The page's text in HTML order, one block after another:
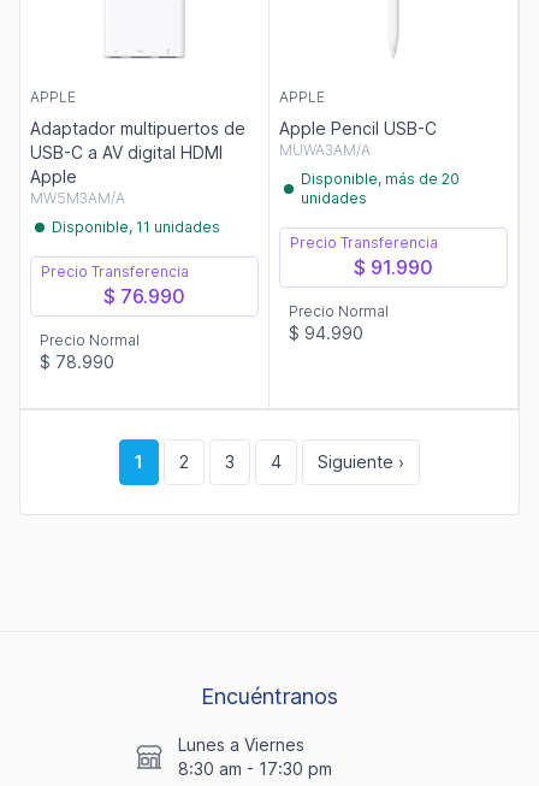
APPLE
Adaptador multipuertos de
USB-C a AV digital HDMI
Apple
MW5M3AM/A
Disponible, 11 unidades
Precio Transferencia
$ 76.990
Precio Normal
$ 78.990
APPLE
Apple Pencil USB-C
MUWA3AM/A
Disponible, más de 20
unidades
Precio Transferencia
$ 91.990
Precio Normal
$ 94.990
1 2 3 4 Siguiente ›
Encuéntranos
Lunes a Viernes
8:30 am - 17:30 pm